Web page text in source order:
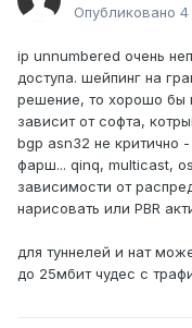
Опубликовано 4
ip unnumbered очень
доступа. шейпинг на
решение, то хорошо бы
зависит от софта,
bgp asn32 не критично
фарш... qinq, multicast,
зависимости от
нарисовать или PBR
для туннелей и нат
до 25мбит чудес с